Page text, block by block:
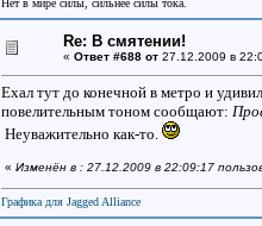
Нет в мире силы, сильнее силы тока.
Re: В смятении!
« Ответ #688 от27.12.2009 в
Ехал тут до конечной в метро и
повелительным тоном сообщают:
Неуважительно как-то.
« Изменён в : 27.12.2009 в 22:09:17
Графика для Jagged Alliance